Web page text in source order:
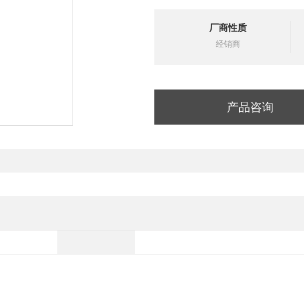
厂商性质
经销商
产品咨询